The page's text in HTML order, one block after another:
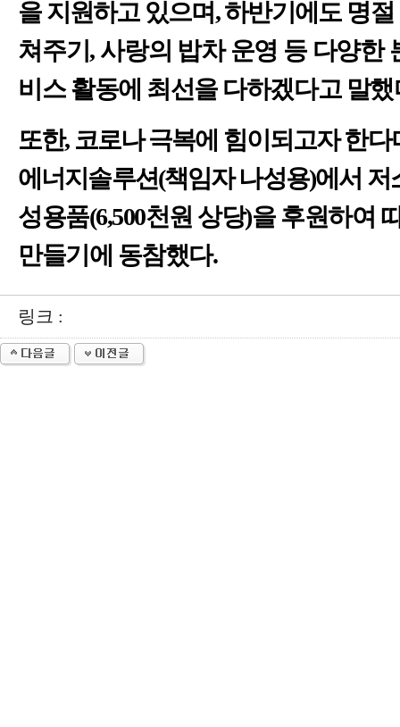
을 지원하고 있으며,하반기에도 명
쳐주기, 사랑의 밥차 운영 등 다양한
비스 활동에 최선을 다하겠다고 말했
또한, 코로나 극복에 힘이되고자 한
에너지솔루션(책임자 나성용)에서 저
성용품(6,500천원 상당)을 후원하여
만들기에 동참했다.
링크 :